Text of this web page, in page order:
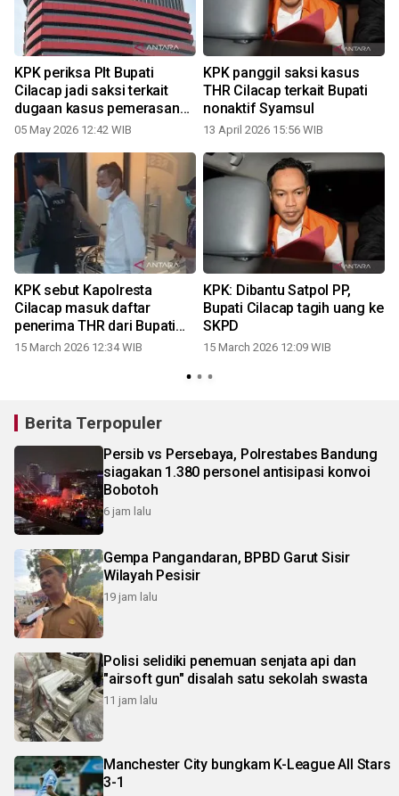
KPK periksa Plt Bupati
Cilacap jadi saksi terkait
dugaan kasus pemerasan
THR
05 May 2026 12:42 WIB
KPK panggil saksi kasus
THR Cilacap terkait Bupati
nonaktif Syamsul
13 April 2026 15:56 WIB
KPK sebut Kapolresta
Cilacap masuk daftar
penerima THR dari Bupati
Syamsul
15 March 2026 12:34 WIB
KPK: Dibantu Satpol PP,
Bupati Cilacap tagih uang ke
SKPD
15 March 2026 12:09 WIB
Berita Terpopuler
Persib vs Persebaya, Polrestabes Bandung
siagakan 1.380 personel antisipasi konvoi
Bobotoh
6 jam lalu
Gempa Pangandaran, BPBD Garut Sisir
Wilayah Pesisir
19 jam lalu
Polisi selidiki penemuan senjata api dan
"airsoft gun" disalah satu sekolah swasta
11 jam lalu
Manchester City bungkam K-League All Stars
3-1